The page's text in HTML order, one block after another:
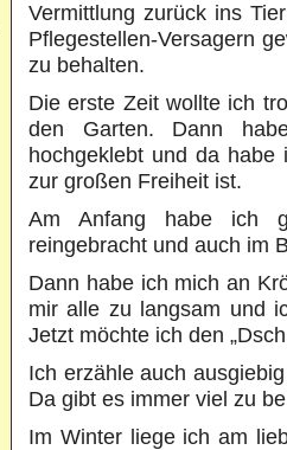
Vermittlung zurück ins
Pflegestellen-Versagern
zu behalten.
Die erste Zeit wollte ich
den Garten. Dann
hochgeklebt und da
zur großen Freiheit ist.
Am Anfang habe ich
reingebracht und auch im
Dann habe ich mich an
mir alle zu langsam und
Jetzt möchte ich den
Ich erzähle auch
Da gibt es immer viel zu
Im Winter liege ich am